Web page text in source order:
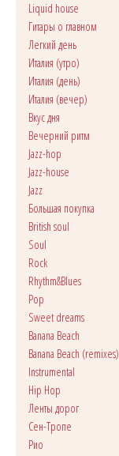
Liquid house
Гитары о главном
Легкий день
Италия (утро)
Италия (день)
Италия (вечер)
Вкус дня
Вечерний ритм
Jazz-hop
Jazz-house
Jazz
Большая покупка
British soul
Soul
Rock
Rhythm&Blues
Pop
Sweet dreams
Banana Beach
Banana Beach (remixes)
Instrumental
Hip Hop
Ленты дорог
Сен-Тропе
Рио